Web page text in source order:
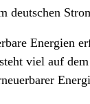
deutschen
Energien
viel auf